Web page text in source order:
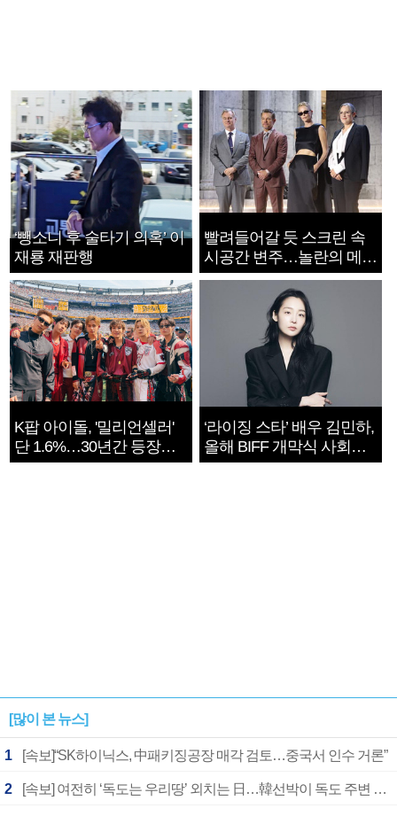
‘뺑소니 후 술타기 의혹’ 이
재룡 재판행
빨려들어갈 듯 스크린 속
시공간 변주…놀란의 메시
지는 ‘전쟁 속죄’
K팝 아이돌, '밀리언셀러'
단 1.6%…30년간 등장
1182개팀 전수조사
‘라이징 스타’ 배우 김민하,
올해 BIFF 개막식 사회자
확정
[많이 본 뉴스]
1 [속보]“SK하이닉스, 中패키징공장 매각 검토…중국서 인수 거론”
2 [속보] 여전히 ‘독도는 우리땅’ 외치는 日…韓선박이 독도 주변 해양조사 활동하자 반발